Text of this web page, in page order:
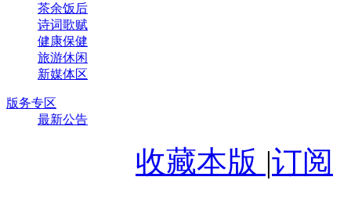
茶余饭后
诗词歌赋
健康保健
旅游休闲
新媒体区
版务专区
最新公告
收藏本版 |订阅